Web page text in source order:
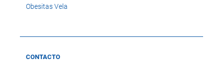
Obesitas Vela
CONTACTO